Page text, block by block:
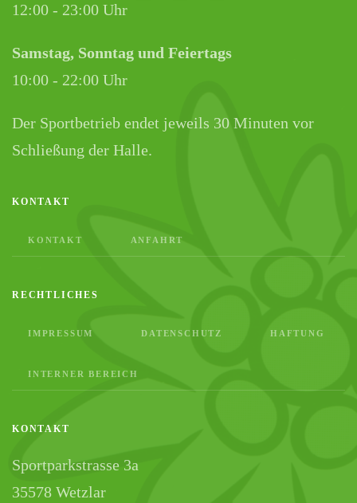
12:00 - 23:00 Uhr
Samstag, Sonntag und Feiertags
10:00 - 22:00 Uhr
Der Sportbetrieb endet jeweils 30 Minuten vor
Schließung der Halle.
KONTAKT
KONTAKT ANFAHRT
RECHTLICHES
IMPRESSUM DATENSCHUTZ HAFTUNG
INTERNER BEREICH
KONTAKT
Sportparkstrasse 3a
35578 Wetzlar